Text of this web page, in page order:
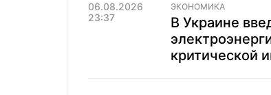
06.08.2026
23:37
ЭКОНОМИКА
В Украине
критической